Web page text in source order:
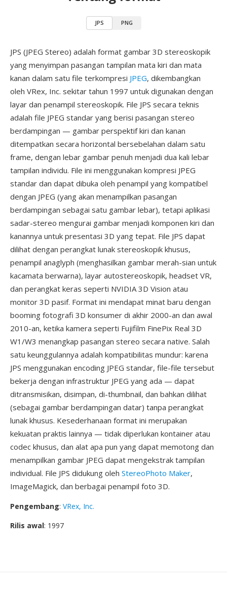
JPS PNG
JPS (JPEG Stereo) adalah format gambar 3D stereoskopik
yang menyimpan pasangan tampilan mata kiri dan mata
kanan dalam satu file terkompresi JPEG, dikembangkan
oleh VRex, Inc. sekitar tahun 1997 untuk digunakan dengan
layar dan penampil stereoskopik. File JPS secara teknis
adalah file JPEG standar yang berisi pasangan stereo
berdampingan — gambar perspektif kiri dan kanan
ditempatkan secara horizontal bersebelahan dalam satu
frame, dengan lebar gambar penuh menjadi dua kali lebar
tampilan individu. File ini menggunakan kompresi JPEG
standar dan dapat dibuka oleh penampil yang kompatibel
dengan JPEG (yang akan menampilkan pasangan
berdampingan sebagai satu gambar lebar), tetapi aplikasi
sadar-stereo mengurai gambar menjadi komponen kiri dan
kanannya untuk presentasi 3D yang tepat. File JPS dapat
dilihat dengan perangkat lunak stereoskopik khusus,
penampil anaglyph (menghasilkan gambar merah-sian untuk
kacamata berwarna), layar autostereoskopik, headset VR,
dan perangkat keras seperti NVIDIA 3D Vision atau
monitor 3D pasif. Format ini mendapat minat baru dengan
booming fotografi 3D konsumer di akhir 2000-an dan awal
2010-an, ketika kamera seperti Fujifilm FinePix Real 3D
W1/W3 menangkap pasangan stereo secara native. Salah
satu keunggulannya adalah kompatibilitas mundur: karena
JPS menggunakan encoding JPEG standar, file-file tersebut
bekerja dengan infrastruktur JPEG yang ada — dapat
ditransmisikan, disimpan, di-thumbnail, dan bahkan dilihat
(sebagai gambar berdampingan datar) tanpa perangkat
lunak khusus. Kesederhanaan format ini merupakan
kekuatan praktis lainnya — tidak diperlukan kontainer atau
codec khusus, dan alat apa pun yang dapat memotong dan
menampilkan gambar JPEG dapat mengekstrak tampilan
individual. File JPS didukung oleh StereoPhoto Maker,
ImageMagick, dan berbagai penampil foto 3D.
Pengembang: VRex, Inc.
Rilis awal: 1997